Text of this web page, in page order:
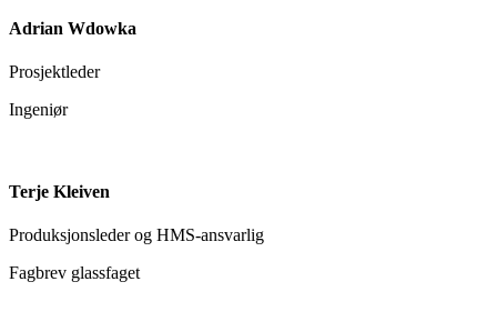
Adrian Wdowka
Prosjektleder
Ingeniør
Terje Kleiven
Produksjonsleder og HMS-ansvarlig
Fagbrev glassfaget